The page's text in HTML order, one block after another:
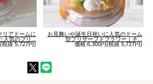
リアドームに
人気のプリ...
税抜 5,727円)
お見舞いや誕生日祝いに人気のドーム
型プリザーブドフラワー｜チ...
価格:6,300円(税抜 5,727円)